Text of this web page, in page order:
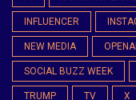
INFLUENCER
NEW MEDIA OPENAI
SOCIAL BUZZ WEEK
TRUMP TV X